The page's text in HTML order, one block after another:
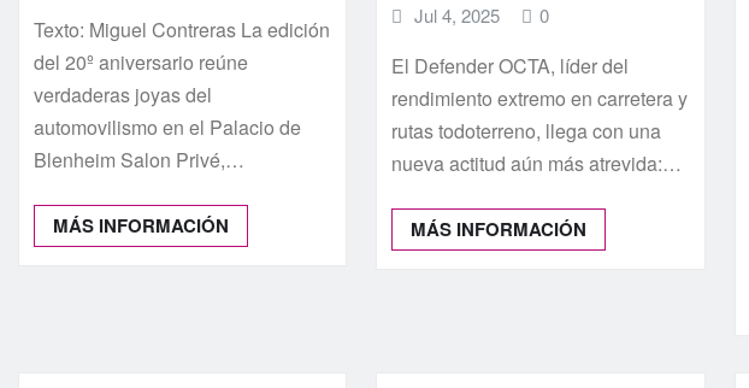
Texto: Miguel Contreras La edición
del 20º aniversario reúne
verdaderas joyas del
automovilismo en el Palacio de
Blenheim Salon Privé,…
MÁS INFORMACIÓN
Jul 4, 2025
0
El Defender OCTA, líder del
rendimiento extremo en carretera y
rutas todoterreno, llega con una
nueva actitud aún más atrevida:…
MÁS INFORMACIÓN